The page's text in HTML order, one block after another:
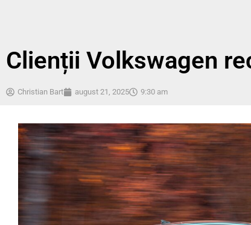
Clienții Volkswagen
Christian Bart august 21, 2025 9:30 am